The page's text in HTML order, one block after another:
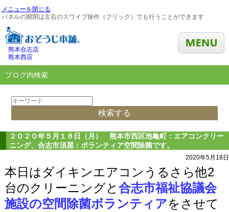
メニューを閉じる
パネルの開閉は左右のスワイプ操作（フリック）でも行うことができます
熊本合志店
熊本西店
ブログ内検索
２０２０年５月１８日（月） 熊本市西区池亀町：エアコンクリー
ニング、合志市須屋：ボランティア空間除菌です。
2020年5月18日
本日はダイキンエアコンうるさら他2
台のクリーニングと 合志市福祉協議会
施設の空間除菌ボランティアをさせて